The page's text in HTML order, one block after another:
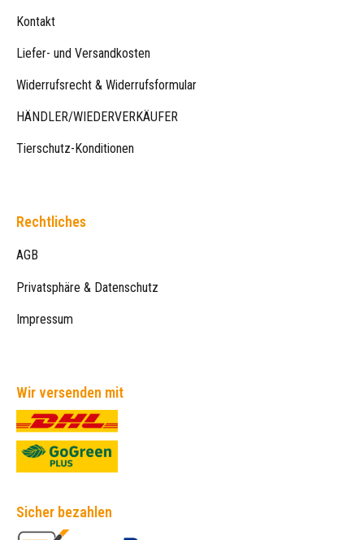
Kontakt
Liefer- und Versandkosten
Widerrufsrecht & Widerrufsformular
HÄNDLER/WIEDERVERKÄUFER
Tierschutz-Konditionen
Rechtliches
AGB
Privatsphäre & Datenschutz
Impressum
Wir versenden mit
Sicher bezahlen